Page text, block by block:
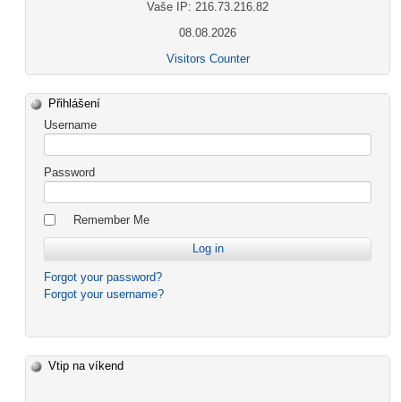
Vaše IP: 216.73.216.82
08.08.2026
Visitors Counter
Přihlášení
Username
Password
Remember Me
Forgot your password?
Forgot your username?
Vtip na víkend